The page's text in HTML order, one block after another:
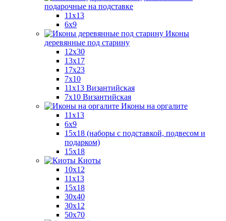
подарочные на подставке
11x13
6x9
Иконы
деревянные под старину
12х30
13x17
17x23
7x10
11x13 Византийская
7x10 Византийская
Иконы на оргалите
11x13
6x9
15х18 (наборы с подставкой, подвесом и
подарком)
15x18
Киоты
10x12
11x13
15x18
30x40
30х12
50x70